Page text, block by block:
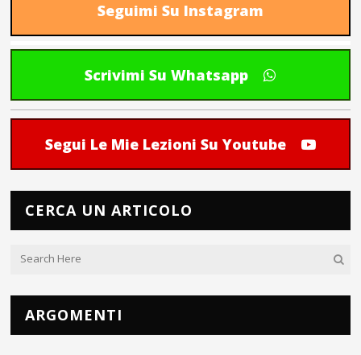
Seguimi Su Instagram
Scrivimi Su Whatsapp
Segui Le Mie Lezioni Su Youtube
CERCA UN ARTICOLO
ARGOMENTI